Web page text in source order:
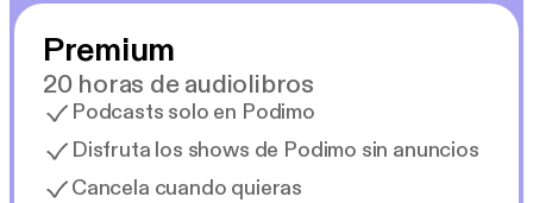
Premium
20 horas de audiolibros
Podcasts solo en Podimo
Disfruta los shows de Podimo sin anuncios
Cancela cuando quieras